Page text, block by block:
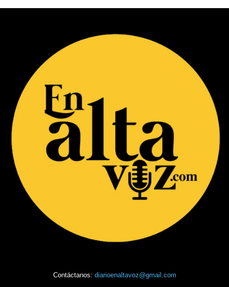
Contáctanos: diarioenaltavoz@gmail.com